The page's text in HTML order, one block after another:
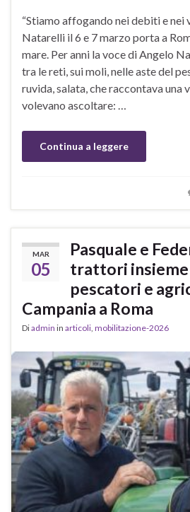
“Stiamo affogando nei debiti e nei
Natarelli il 6 e 7 marzo porta a
mare. Per anni la voce di Angelo
tra le reti, sui moli, nelle aste del
ruvida, salata, che raccontava una
volevano ascoltare: …
Continua a leggere
MAR
05
Pasquale e
trattori insieme
pescatori e
Campania a Roma
Diadmin in articoli mobilitazione-2026